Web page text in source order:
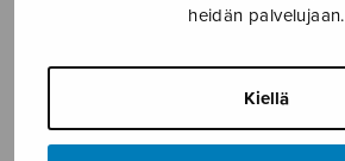
heidän palvelujaan.
Kiellä